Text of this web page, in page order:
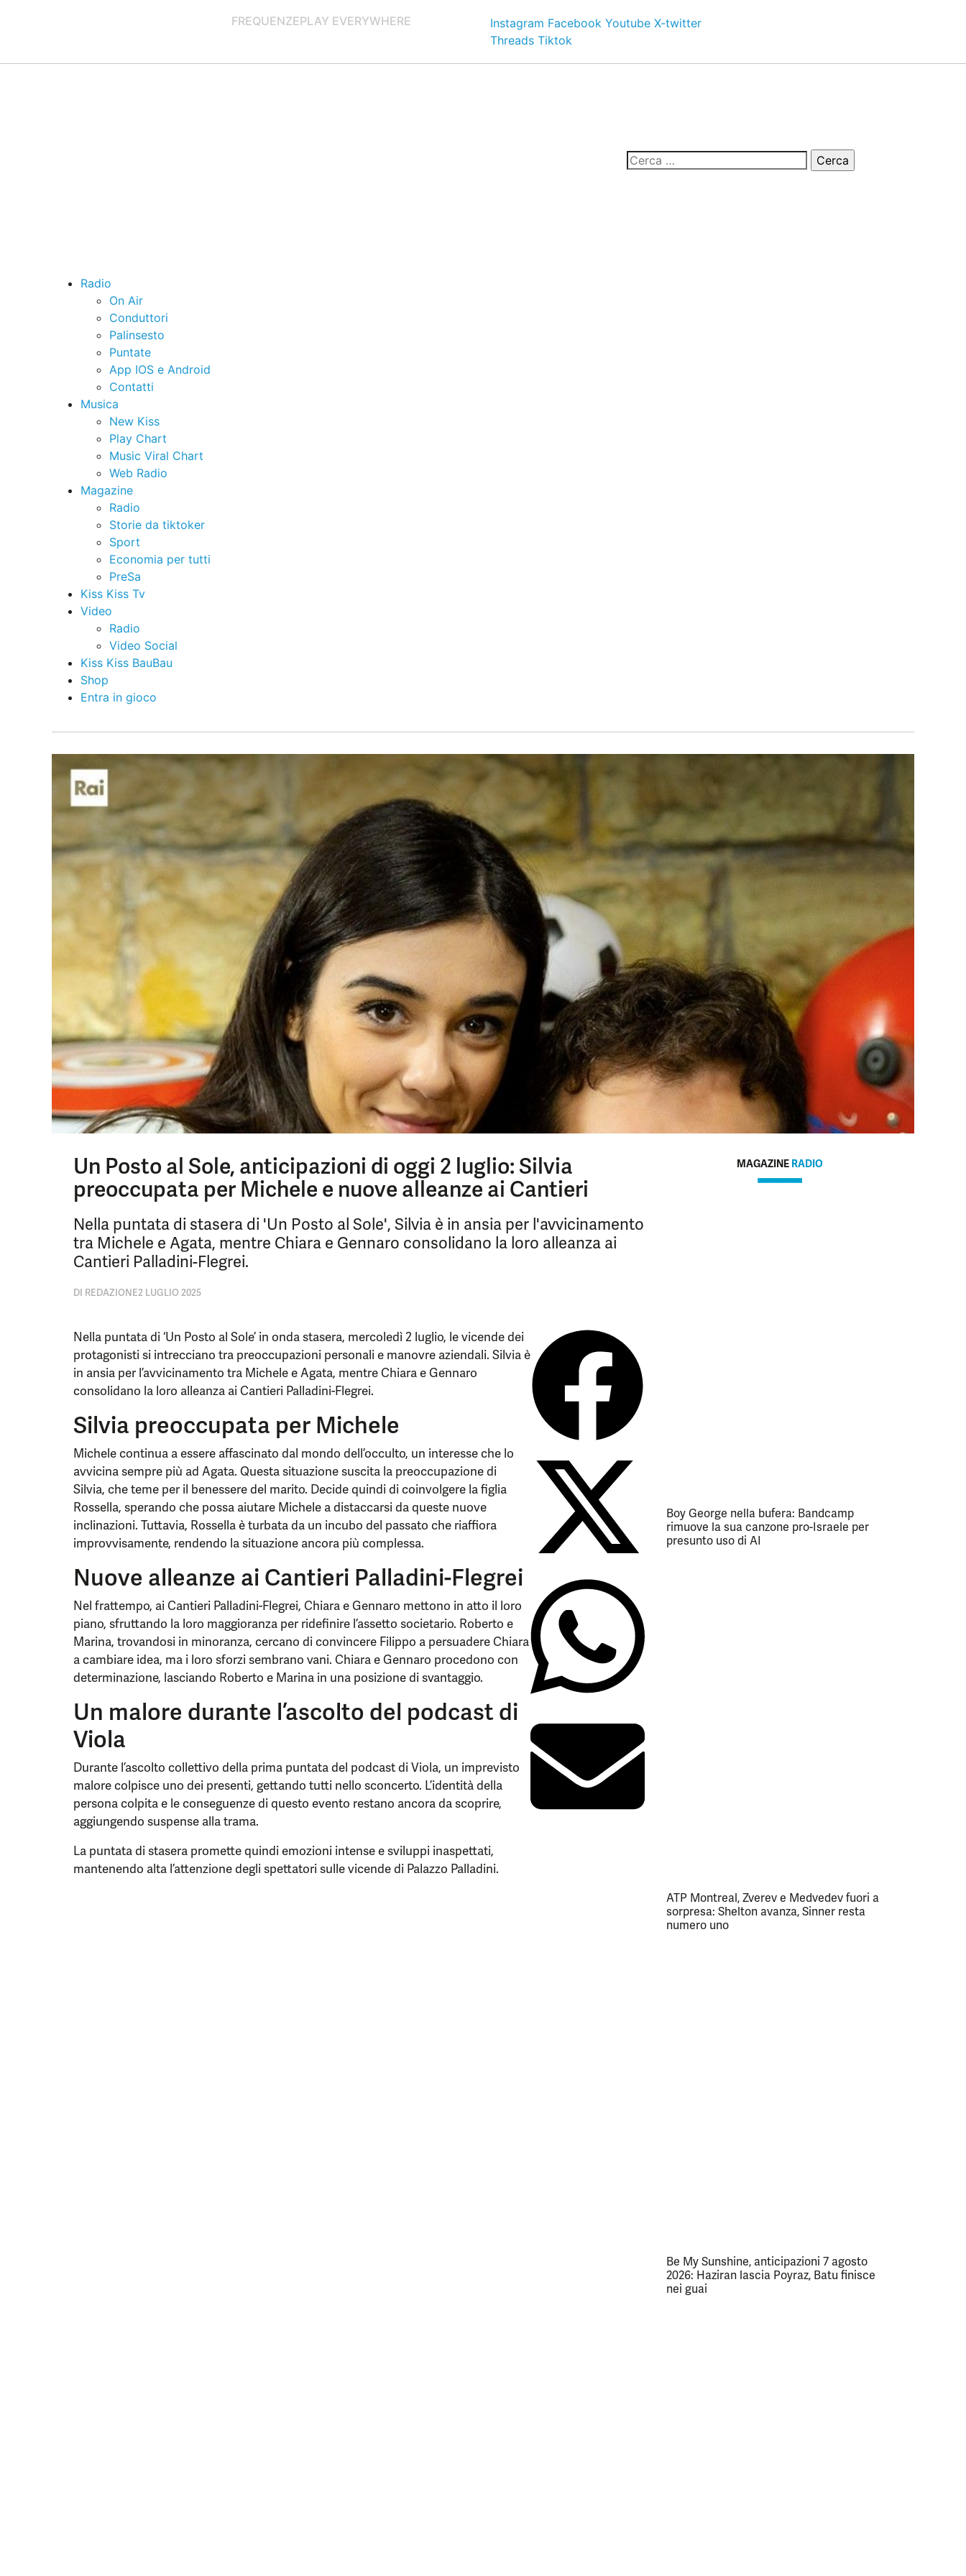
FREQUENZEPLAY EVERYWHERE Instagram Facebook Youtube X-twitter
Threads Tiktok
Radio
On Air
Conduttori
Palinsesto
Puntate
App IOS e Android
Contatti
Musica
New Kiss
Play Chart
Music Viral Chart
Web Radio
Magazine
Radio
Storie da tiktoker
Sport
Economia per tutti
PreSa
Kiss Kiss Tv
Video
Radio
Video Social
Kiss Kiss BauBau
Shop
Entra in gioco
Un Posto al Sole, anticipazioni di oggi 2 luglio: Silvia
preoccupata per Michele e nuove alleanze ai Cantieri
Nella puntata di stasera di 'Un Posto al Sole', Silvia è in ansia per l'avvicinamento
tra Michele e Agata, mentre Chiara e Gennaro consolidano la loro alleanza ai
Cantieri Palladini-Flegrei.
DI REDAZIONE2 LUGLIO 2025
Nella puntata di ‘Un Posto al Sole’ in onda stasera, mercoledì 2 luglio, le vicende dei
protagonisti si intrecciano tra preoccupazioni personali e manovre aziendali. Silvia è
in ansia per l’avvicinamento tra Michele e Agata, mentre Chiara e Gennaro
consolidano la loro alleanza ai Cantieri Palladini-Flegrei.
Silvia preoccupata per Michele
Michele continua a essere affascinato dal mondo dell’occulto, un interesse che lo
avvicina sempre più ad Agata. Questa situazione suscita la preoccupazione di
Silvia, che teme per il benessere del marito. Decide quindi di coinvolgere la figlia
Rossella, sperando che possa aiutare Michele a distaccarsi da queste nuove
inclinazioni. Tuttavia, Rossella è turbata da un incubo del passato che riaffiora
improvvisamente, rendendo la situazione ancora più complessa.
Nuove alleanze ai Cantieri Palladini-Flegrei
Nel frattempo, ai Cantieri Palladini-Flegrei, Chiara e Gennaro mettono in atto il loro
piano, sfruttando la loro maggioranza per ridefinire l’assetto societario. Roberto e
Marina, trovandosi in minoranza, cercano di convincere Filippo a persuadere Chiara
a cambiare idea, ma i loro sforzi sembrano vani. Chiara e Gennaro procedono con
determinazione, lasciando Roberto e Marina in una posizione di svantaggio.
Un malore durante l’ascolto del podcast di
Viola
Durante l’ascolto collettivo della prima puntata del podcast di Viola, un imprevisto
malore colpisce uno dei presenti, gettando tutti nello sconcerto. L’identità della
persona colpita e le conseguenze di questo evento restano ancora da scoprire,
aggiungendo suspense alla trama.
La puntata di stasera promette quindi emozioni intense e sviluppi inaspettati,
mantenendo alta l’attenzione degli spettatori sulle vicende di Palazzo Palladini.
MAGAZINE RADIO
Boy George nella bufera: Bandcamp
rimuove la sua canzone pro-Israele per
presunto uso di AI
ATP Montreal, Zverev e Medvedev fuori a
sorpresa: Shelton avanza, Sinner resta
numero uno
Be My Sunshine, anticipazioni 7 agosto
2026: Haziran lascia Poyraz, Batu finisce
nei guai